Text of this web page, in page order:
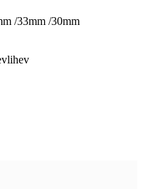
/33mm /30mm